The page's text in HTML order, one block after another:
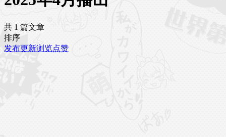
共 1 篇文章
排序
发布更新浏览点赞